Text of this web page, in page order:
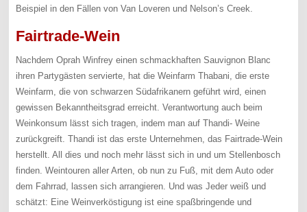
Beispiel in den Fällen von Van Loveren und Nelson’s Creek.
Fairtrade-Wein
Nachdem Oprah Winfrey einen schmackhaften Sauvignon Blanc
ihren Partygästen servierte, hat die Weinfarm Thabani, die erste
Weinfarm, die von schwarzen Südafrikanern geführt wird, einen
gewissen Bekanntheitsgrad erreicht. Verantwortung auch beim
Weinkonsum lässt sich tragen, indem man auf Thandi- Weine
zurückgreift. Thandi ist das erste Unternehmen, das Fairtrade-Wein
herstellt. All dies und noch mehr lässt sich in und um Stellenbosch
finden. Weintouren aller Arten, ob nun zu Fuß, mit dem Auto oder
dem Fahrrad, lassen sich arrangieren. Und was Jeder weiß und
schätzt: Eine Weinverköstigung ist eine spaßbringende und